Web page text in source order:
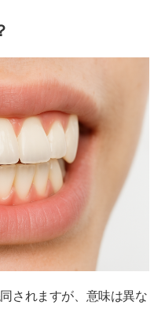
されますが、意味は異な